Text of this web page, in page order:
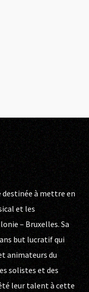
destinée à mettre en
et les
– Bruxelles. Sa
but lucratif qui
animateurs du
solistes et des
leur talent à cette